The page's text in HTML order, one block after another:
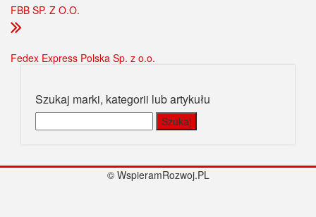
FBB SP. Z O.O.
Fedex Express Polska Sp. z o.o.
Szukaj marki, kategorii lub artykułu
© WspieramRozwoj.PL